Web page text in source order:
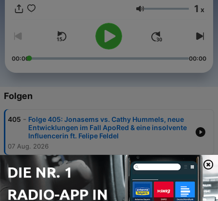
Lautstärke 1 x
00:00 00:00
Folgen
405 - Folge 405: Jonasems vs. Cathy Hummels, neue
Entwicklungen im Fall ApoRed & eine insolvente
Influencerin ft. Felipe Feldel
07 Aug. 2026
404 -
Folge 404: MiiMii geht Crashout wegen ApoRed,
TV-Macker will gute YouTube-Käse machen &
Influencer-LOL wird peak ft. Lisa Ludwig
31 Jul. 2026